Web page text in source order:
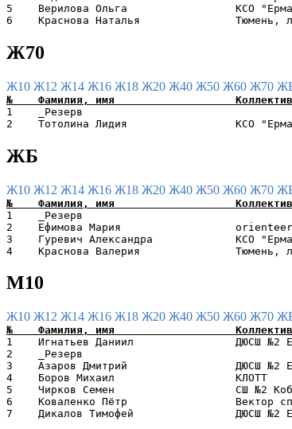
5    Верилова Ольга                 КСО
Ж70
Ж10 Ж12 Ж14 Ж16 Ж18 Ж20 Ж40 Ж50 Ж60 Ж70
1    _Резерв
ЖБ
Ж10 Ж12 Ж14 Ж16 Ж18 Ж20 Ж40 Ж50 Ж60 Ж70
1    _Резерв
2    Ефимова Мария
3    Гуревич Александра             КСО
М10
Ж10 Ж12 Ж14 Ж16 Ж18 Ж20 Ж40 Ж50 Ж60 Ж70
1    Игнатьев Даниил                ДЮСШ
2    _Резерв
3    Азаров Дмитрий                 ДЮСШ
4    Боров Михаил
5    Чирков Семен                   СШ №2
6    Коваленко Пётр